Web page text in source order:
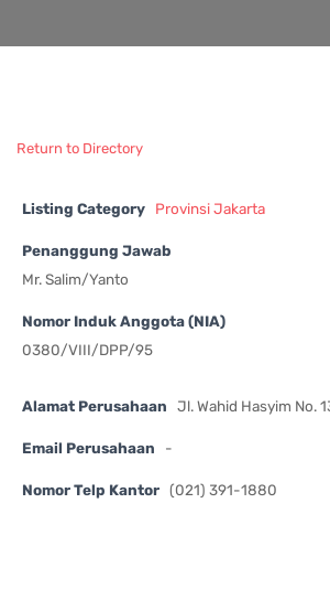
Return to Directory
Listing Category Provinsi Jakarta
Penanggung Jawab
Mr. Salim/Yanto
Nomor Induk Anggota (NIA)
0380/VIII/DPP/95
Alamat Perusahaan Jl. Wahid Hasyim No.
Email Perusahaan -
Nomor Telp Kantor (021) 391-1880